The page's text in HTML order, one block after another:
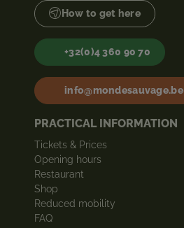
How to get here
+32(0)4 360 90 70
info@mondesauvage.be
PRACTICAL INFORMATION
Tickets & Prices
Opening hours
Restaurant
Shop
Reduced mobility
FAQ